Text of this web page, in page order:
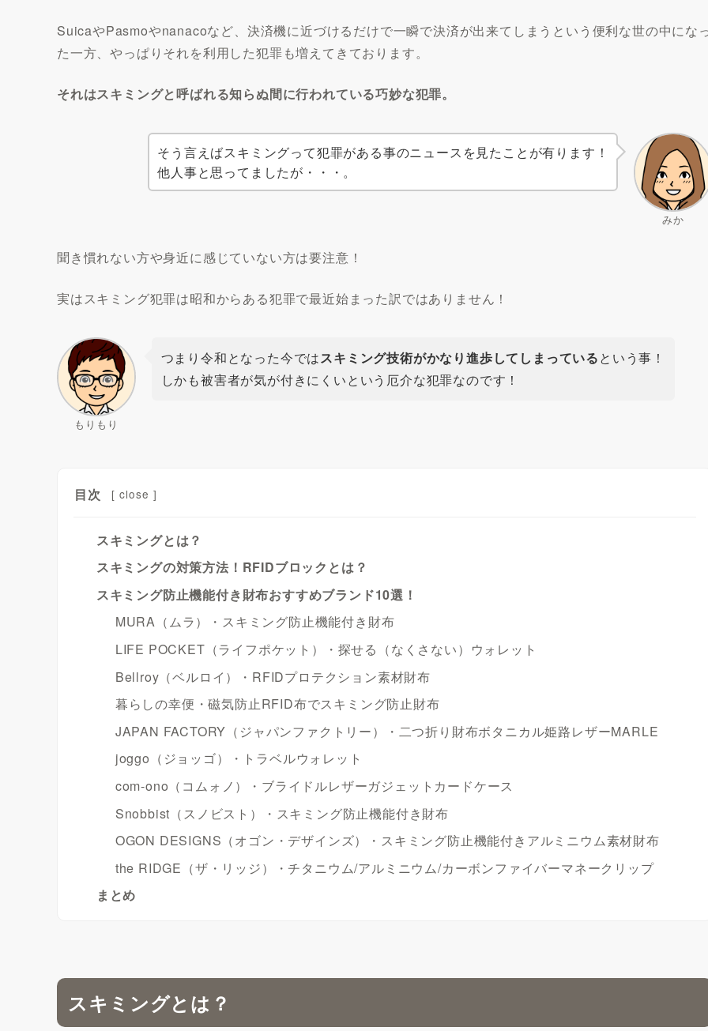
SuicaやPasmoやnanacoなど、決済機に近づけるだけで一瞬で決済が出来てしまうという便利な世の中にな
た一方、やっぱりそれを利用した犯罪も増えてきております。
それはスキミングと呼ばれる知らぬ間に行われている巧妙な犯罪。
みか
そう言えばスキミングって犯罪がある事のニュースを見たことが有ります！
他人事と思ってましたが・・・。
聞き慣れない方や身近に感じていない方は要注意！
実はスキミング犯罪は昭和からある犯罪で最近始まった訳ではありません！
もりもり
つまり令和となった今ではスキミング技術がかなり進歩してしまっているという事！
しかも被害者が気が付きにくいという厄介な犯罪なのです！
目次 [ close ]
スキミングとは？
スキミングの対策方法！RFIDブロックとは？
スキミング防止機能付き財布おすすめブランド10選！
MURA（ムラ）・スキミング防止機能付き財布
LIFE POCKET（ライフポケット）・探せる（なくさない）ウォレット
Bellroy（ベルロイ）・RFIDプロテクション素材財布
暮らしの幸便・磁気防止RFID布でスキミング防止財布
JAPAN FACTORY（ジャパンファクトリー）・二つ折り財布ボタニカル姫路レザーMARLE
joggo（ジョッゴ）・トラベルウォレット
com-ono（コムォノ）・ブライドルレザーガジェットカードケース
Snobbist（スノビスト）・スキミング防止機能付き財布
OGON DESIGNS（オゴン・デザインズ）・スキミング防止機能付きアルミニウム素材財布
the RIDGE（ザ・リッジ）・チタニウム/アルミニウム/カーボンファイバーマネークリップ
まとめ
スキミングとは？